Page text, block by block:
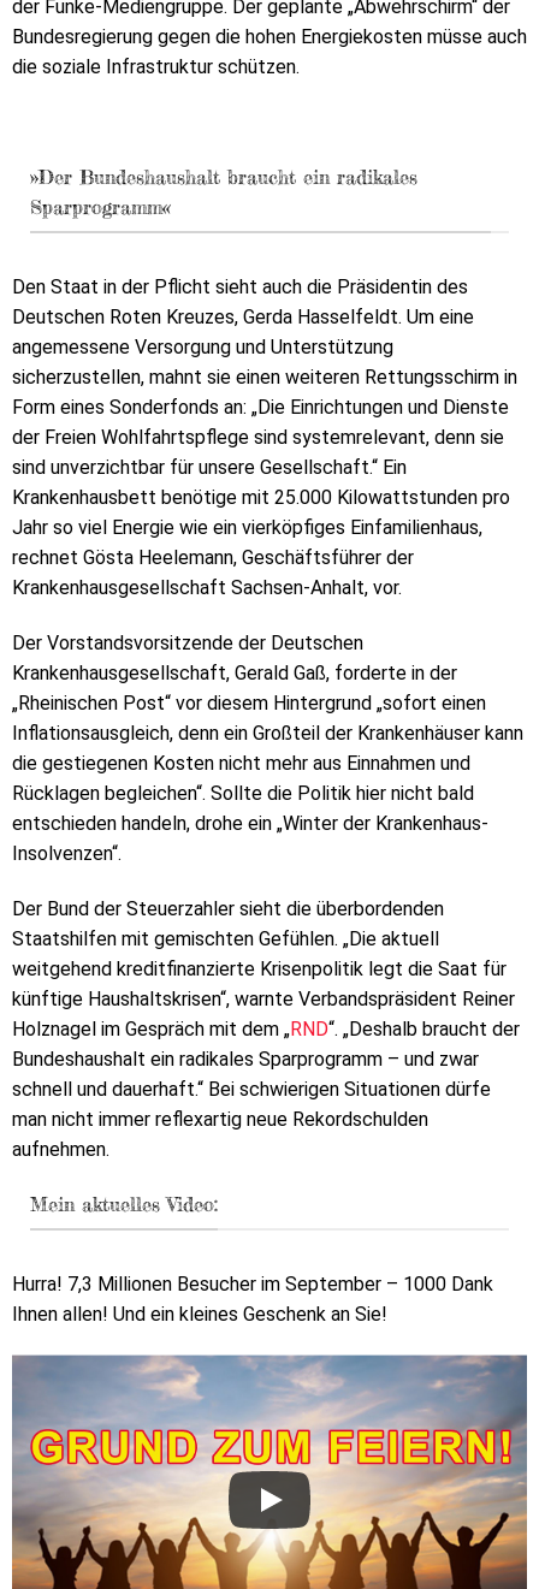
der Funke-Mediengruppe. Der geplante „Abwehrschirm“ der
Bundesregierung gegen die hohen Energiekosten müsse auch
die soziale Infrastruktur schützen.
»Der Bundeshaushalt braucht ein radikales
Sparprogramm«
Den Staat in der Pflicht sieht auch die Präsidentin des
Deutschen Roten Kreuzes, Gerda Hasselfeldt. Um eine
angemessene Versorgung und Unterstützung
sicherzustellen, mahnt sie einen weiteren Rettungsschirm in
Form eines Sonderfonds an: „Die Einrichtungen und Dienste
der Freien Wohlfahrtspflege sind systemrelevant, denn sie
sind unverzichtbar für unsere Gesellschaft.“ Ein
Krankenhausbett benötige mit 25.000 Kilowattstunden pro
Jahr so viel Energie wie ein vierköpfiges Einfamilienhaus,
rechnet Gösta Heelemann, Geschäftsführer der
Krankenhausgesellschaft Sachsen-Anhalt, vor.
Der Vorstandsvorsitzende der Deutschen
Krankenhausgesellschaft, Gerald Gaß, forderte in der
„Rheinischen Post“ vor diesem Hintergrund „sofort einen
Inflationsausgleich, denn ein Großteil der Krankenhäuser kann
die gestiegenen Kosten nicht mehr aus Einnahmen und
Rücklagen begleichen“. Sollte die Politik hier nicht bald
entschieden handeln, drohe ein „Winter der Krankenhaus-
Insolvenzen“.
Der Bund der Steuerzahler sieht die überbordenden
Staatshilfen mit gemischten Gefühlen. „Die aktuell
weitgehend kreditfinanzierte Krisenpolitik legt die Saat für
künftige Haushaltskrisen“, warnte Verbandspräsident Reiner
Holznagel im Gespräch mit dem „RND“. „Deshalb braucht der
Bundeshaushalt ein radikales Sparprogramm – und zwar
schnell und dauerhaft.“ Bei schwierigen Situationen dürfe
man nicht immer reflexartig neue Rekordschulden
aufnehmen.
Mein aktuelles Video:
Hurra! 7,3 Millionen Besucher im September – 1000 Dank
Ihnen allen! Und ein kleines Geschenk an Sie!